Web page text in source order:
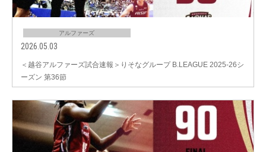
アルファーズ
2026.05.03
＜越谷アルファーズ試合速報＞りそなグループ B.LEAGUE 2025-26シ
ーズン 第36節